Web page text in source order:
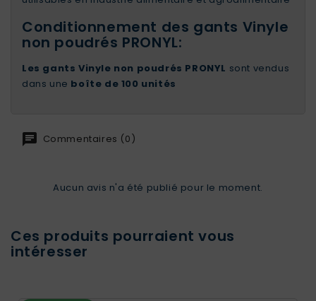
Conditionnement des gants Vinyle
non poudrés PRONYL:
Les gants Vinyle non poudrés PRONYL sont vendus
dans une boîte de 100 unités
Commentaires (0)
Aucun avis n'a été publié pour le moment.
Ces produits pourraient vous
intéresser